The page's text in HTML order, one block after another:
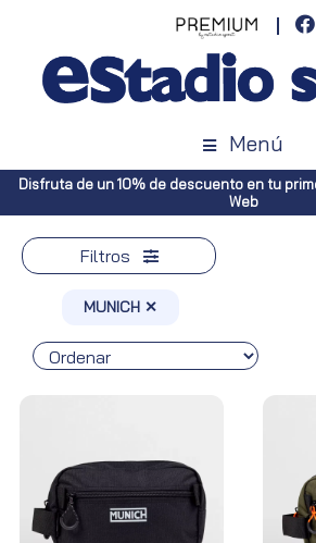
Menú
Disfruta de un 10% de descuento en tu
Web
Filtros
MUNICH ✕